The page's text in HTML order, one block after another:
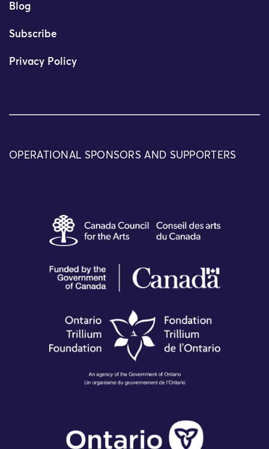
Blog
Subscribe
Privacy Policy
OPERATIONAL SPONSORS AND SUPPORTERS